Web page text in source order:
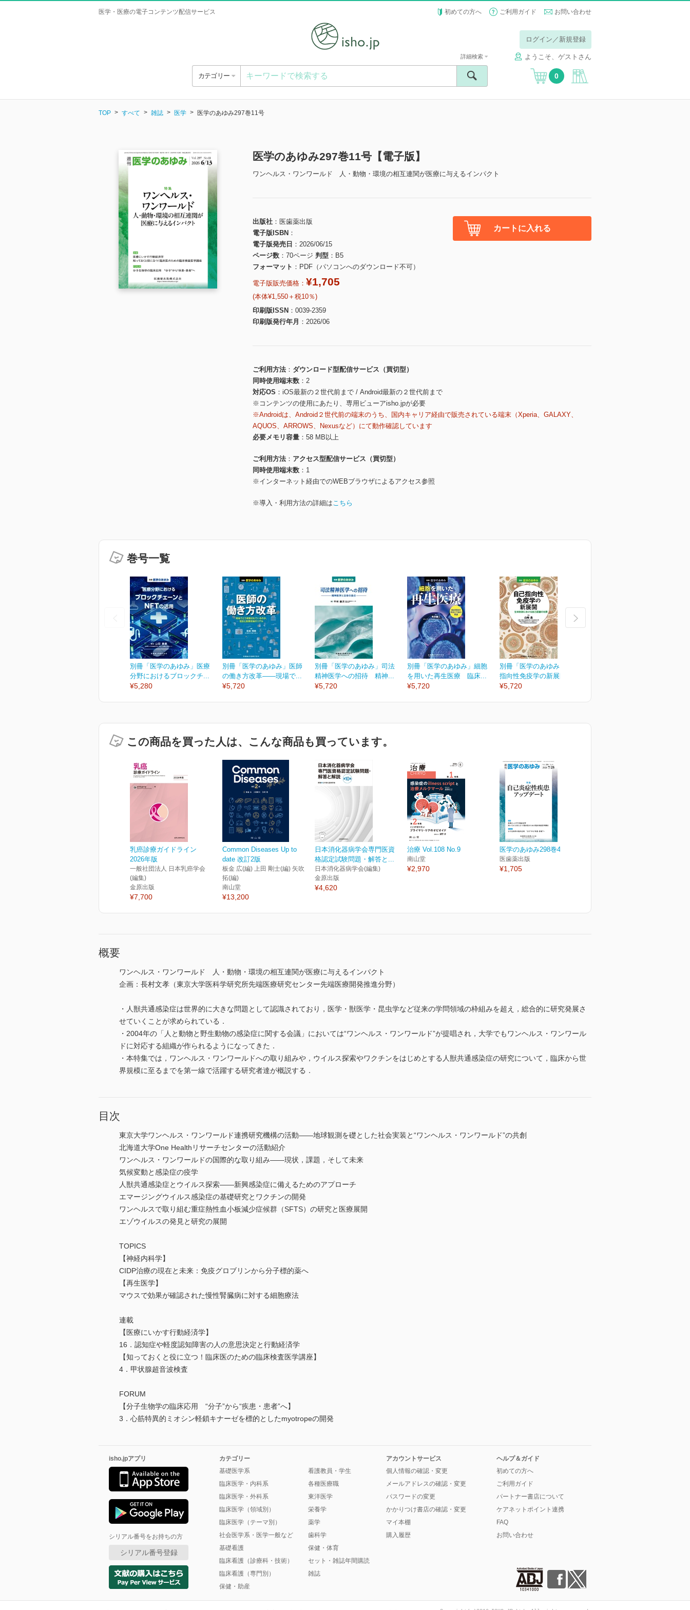
医学・医療の電子コンテンツ配信サービス 初めての方へ ご利用ガイド お問い合わせ
ログイン／新規登録
ようこそ、ゲストさん
カテゴリー
詳細検索
0
TOP すべて 雑誌 医学 医学のあゆみ297巻11号
医学のあゆみ297巻11号【電子版】
ワンヘルス・ワンワールド 人・動物・環境の相互連関が医療に与えるインパクト
出版社
医歯薬出版
電子版ISBN
電子版発売日
2026/06/15
ページ数
70ページ 判型
B5
フォーマット
PDF（パソコンへのダウンロード不可）
電子版販売価格： ¥1,705
(本体¥1,550＋税10％)
印刷版ISSN
0039-2359
印刷版発行年月
2026/06
カートに入れる
ご利用方法
ダウンロード型配信サービス（買切型）
同時使用端末数
2
対応OS
iOS最新の２世代前まで / Android最新の２世代前まで
※コンテンツの使用にあたり、専用ビューアisho.jpが必要
※Androidは、Android２世代前の端末のうち、国内キャリア経由で販売されている端末（Xperia、GALAXY、
AQUOS、ARROWS、Nexusなど）にて動作確認しています
必要メモリ容量
58 MB以上
ご利用方法
アクセス型配信サービス（買切型）
同時使用端末数
1
※インターネット経由でのWEBブラウザによるアクセス参照
※導入・利用方法の詳細はこちら
巻号一覧
別冊「医学のあゆみ」医療
分野におけるブロックチ...
¥5,280
別冊「医学のあゆみ」医師
の働き方改革――現場で...
¥5,720
別冊「医学のあゆみ」司法
精神医学への招待 精神...
¥5,720
別冊「医学のあゆみ」細胞
を用いた再生医療 臨床...
¥5,720
別冊「医学のあゆみ」自己
指向性免疫学の新展開...
¥5,720
この商品を買った人は、こんな商品も買っています。
乳癌診療ガイドライン
2026年版
一般社団法人 日本乳癌学会
(編集)
金原出版
¥7,700
Common Diseases Up to
date 改訂2版
板金 広(編) 上田 剛士(編) 矢吹
拓(編)
南山堂
¥13,200
日本消化器病学会専門医資
格認定試験問題・解答と...
日本消化器病学会(編集)
金原出版
¥4,620
治療 Vol.108 No.9
南山堂
¥2,970
医学のあゆみ298巻4号
医歯薬出版
¥1,705
概要
ワンヘルス・ワンワールド 人・動物・環境の相互連関が医療に与えるインパクト
企画：長村文孝（東京大学医科学研究所先端医療研究センター先端医療開発推進分野）
・人獣共通感染症は世界的に大きな問題として認識されており，医学・獣医学・昆虫学など従来の学問領域の枠組みを超え，総合的に研究発展さ
せていくことが求められている．
・2004年の「人と動物と野生動物の感染症に関する会議」においては“ワンヘルス・ワンワールド”が提唱され，大学でもワンヘルス・ワンワール
ドに対応する組織が作られるようになってきた．
・本特集では，ワンヘルス・ワンワールドへの取り組みや，ウイルス探索やワクチンをはじめとする人獣共通感染症の研究について，臨床から世
界規模に至るまでを第一線で活躍する研究者達が概説する．
目次
東京大学ワンヘルス・ワンワールド連携研究機構の活動――地球観測を礎とした社会実装と“ワンヘルス・ワンワールド”の共創
北海道大学One Healthリサーチセンターの活動紹介
ワンヘルス・ワンワールドの国際的な取り組み――現状，課題，そして未来
気候変動と感染症の疫学
人獣共通感染症とウイルス探索――新興感染症に備えるためのアプローチ
エマージングウイルス感染症の基礎研究とワクチンの開発
ワンヘルスで取り組む重症熱性血小板減少症候群（SFTS）の研究と医療展開
エゾウイルスの発見と研究の展開
TOPICS
【神経内科学】
CIDP治療の現在と未来：免疫グロブリンから分子標的薬へ
【再生医学】
マウスで効果が確認された慢性腎臓病に対する細胞療法
連載
【医療にいかす行動経済学】
16．認知症や軽度認知障害の人の意思決定と行動経済学
【知っておくと役に立つ！臨床医のための臨床検査医学講座】
4．甲状腺超音波検査
FORUM
【分子生物学の臨床応用 “分子”から“疾患・患者”へ】
3．心筋特異的ミオシン軽鎖キナーゼを標的としたmyotropeの開発
isho.jpアプリ
シリアル番号をお持ちの方
シリアル番号登録
カテゴリー
基礎医学系
臨床医学・内科系
臨床医学・外科系
臨床医学（領域別）
臨床医学（テーマ別）
社会医学系・医学一般など
基礎看護
臨床看護（診療科・技術）
臨床看護（専門別）
保健・助産
看護教員・学生
各種医療職
東洋医学
栄養学
薬学
歯科学
保健・体育
セット・雑誌年間購読
雑誌
アカウントサービス
個人情報の確認・変更
メールアドレスの確認・変更
パスワードの変更
かかりつけ書店の確認・変更
マイ本棚
購入履歴
ヘルプ＆ガイド
初めての方へ
ご利用ガイド
パートナー書店について
ケアネットポイント連携
FAQ
お問い合わせ